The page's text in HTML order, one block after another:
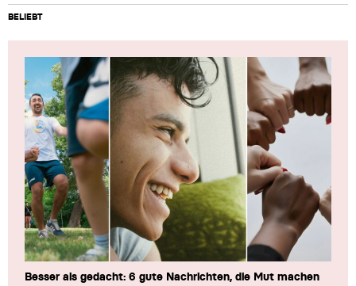
BELIEBT
Besser als gedacht: 6 gute Nachrichten, die Mut machen